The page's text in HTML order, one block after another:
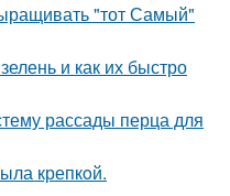
"тот Самый"
и как их быстро
рассады перца для
крепкoй.